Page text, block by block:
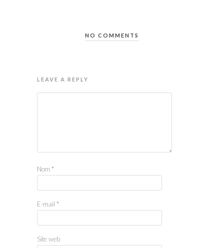
NO COMMENTS
LEAVE A REPLY
Nom *
E-mail *
Site web